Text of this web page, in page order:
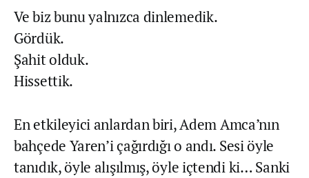
Ve biz bunu yalnızca dinlemedik.
Gördük.
Şahit olduk.
Hissettik.
En etkileyici anlardan biri, Adem Amca’nın
bahçede Yaren’i çağırdığı o andı. Sesi öyle
tanıdık, öyle alışılmış, öyle içtendi ki… Sanki